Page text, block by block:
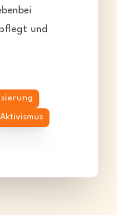
und
Aktivismus